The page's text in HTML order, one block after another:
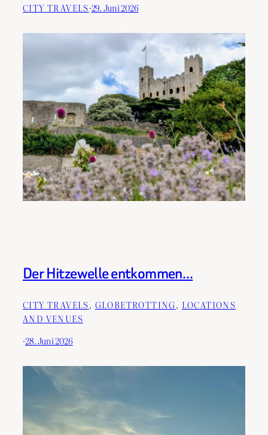
CITY TRAVELS·29. Juni 2026
Der Hitzewelle entkommen…
CITY TRAVELS, GLOBETROTTING, LOCATIONS
AND VENUES
·28. Juni 2026